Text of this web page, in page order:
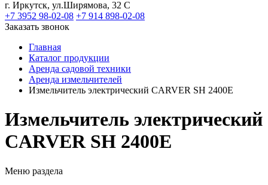
г. Иркутск, ул.Ширямова, 32 С
+7 3952 98-02-08 +7 914 898-02-08
Заказать звонок
Главная
Каталог продукции
Аренда садовой техники
Аренда измельчителей
Измельчитель электрический CARVER SH 2400E
Измельчитель электрический
CARVER SH 2400E
Меню раздела